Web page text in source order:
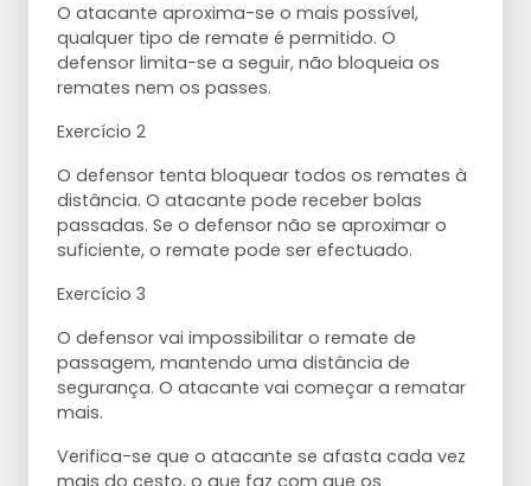
O atacante aproxima-se o mais possível,
qualquer tipo de remate é permitido. O
defensor limita-se a seguir, não bloqueia os
remates nem os passes.
Exercício 2
O defensor tenta bloquear todos os remates à
distância. O atacante pode receber bolas
passadas. Se o defensor não se aproximar o
suficiente, o remate pode ser efectuado.
Exercício 3
O defensor vai impossibilitar o remate de
passagem, mantendo uma distância de
segurança. O atacante vai começar a rematar
mais.
Verifica-se que o atacante se afasta cada vez